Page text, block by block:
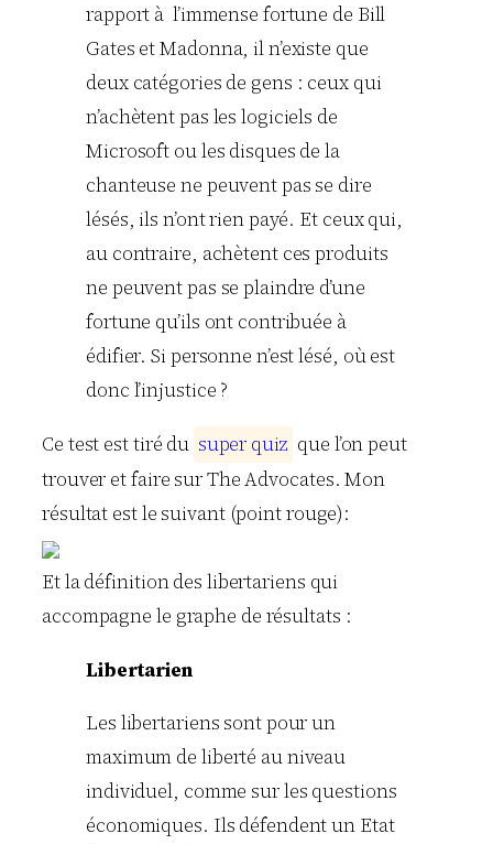
rapport à l’immense fortune de Bill
Gates et Madonna, il n’existe que
deux catégories de gens : ceux qui
n’achètent pas les logiciels de
Microsoft ou les disques de la
chanteuse ne peuvent pas se dire
lésés, ils n’ont rien payé. Et ceux qui,
au contraire, achètent ces produits
ne peuvent pas se plaindre d’une
fortune qu’ils ont contribuée à
édifier. Si personne n’est lésé, où est
donc l’injustice ?
Ce test est tiré du super quiz que l’on peut
trouver et faire sur The Advocates. Mon
résultat est le suivant (point rouge):
Et la définition des libertariens qui
accompagne le graphe de résultats :
Libertarien
Les libertariens sont pour un
maximum de liberté au niveau
individuel, comme sur les questions
économiques. Ils défendent un Etat